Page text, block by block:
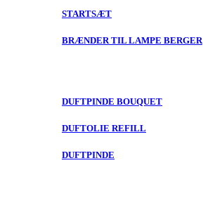
STARTSÆT
BRÆNDER TIL LAMPE BERGER
DUFTPINDE BOUQUET
DUFTOLIE REFILL
DUFTPINDE